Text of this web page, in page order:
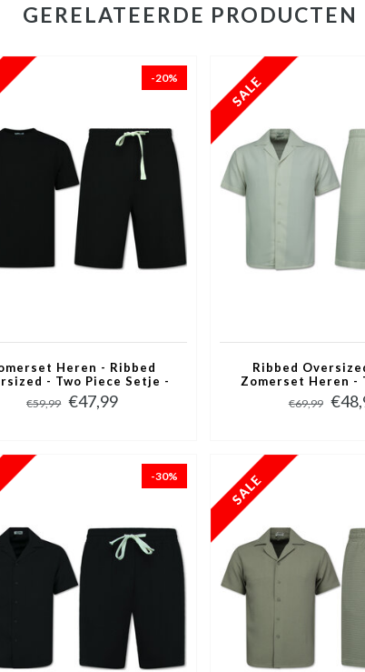
GERELATEERDE PRODUCTEN
-20%
Heren - Ribbed
- Two Piece Setje -
- Co ord Set - 918 -
Zwart
€59,99 €47,99
Ribbed
Zomerset Heren -
Setje - Co ord Set -
€69,99
-30%